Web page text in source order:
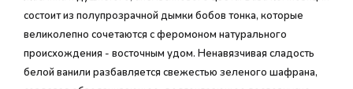
состоит из полупрозрачной дымки бобов тонка, которые
великолепно сочетаются с феромоном натурального
происхождения - восточным удом. Ненавязчивая сладость
белой ванили разбавляется свежестью зеленого шафрана,